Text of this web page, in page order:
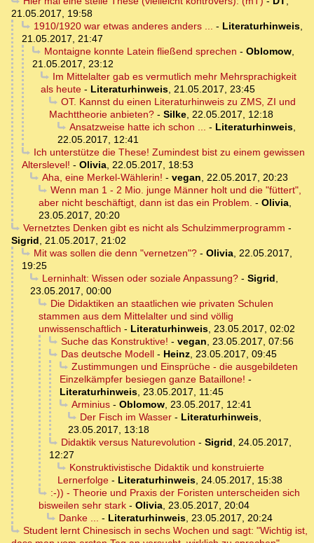
21.05.2017, 19:58
1910/1920 war etwas anderes anders ... - Literaturhinweis,
21.05.2017, 21:47
Montaigne konnte Latein fließend sprechen - Oblomow,
21.05.2017, 23:12
Im Mittelalter gab es vermutlich mehr Mehrsprachigkeit
als heute - Literaturhinweis, 21.05.2017, 23:45
OT. Kannst du einen Literaturhinweis zu ZMS, ZI und
Machttheorie anbieten? - Silke, 22.05.2017, 12:18
Ansatzweise hatte ich schon ... - Literaturhinweis,
22.05.2017, 12:41
Ich unterstütze die These! Zumindest bist zu einem gewissen
Alterslevel! - Olivia, 22.05.2017, 18:53
Aha, eine Merkel-Wählerin! - vegan, 22.05.2017, 20:23
Wenn man 1 - 2 Mio. junge Männer holt und die "füttert",
aber nicht beschäftigt, dann ist das ein Problem. - Olivia,
23.05.2017, 20:20
Vernetztes Denken gibt es nicht als Schulzimmerprogramm -
Sigrid, 21.05.2017, 21:02
Mit was sollen die denn "vernetzen"?- Olivia, 22.05.2017,
19:25
Lerninhalt: Wissen oder soziale Anpassung?- Sigrid,
23.05.2017, 00:00
Die Didaktiken an staatlichen wie privaten Schulen
stammen aus dem Mittelalter und sind völlig
unwissenschaftlich - Literaturhinweis, 23.05.2017, 02:02
Suche das Konstruktive! - vegan, 23.05.2017, 07:56
Das deutsche Modell- Heinz, 23.05.2017, 09:45
Zustimmungen und Einsprüche - die ausgebildeten
Einzelkämpfer besiegen ganze Bataillone! -
Literaturhinweis, 23.05.2017, 11:45
Arminius- Oblomow, 23.05.2017, 12:41
Der Fisch im Wasser- Literaturhinweis,
23.05.2017, 13:18
Didaktik versus Naturevolution - Sigrid, 24.05.2017,
12:27
Konstruktivistische Didaktik und konstruierte
Lernerfolge - Literaturhinweis, 24.05.2017, 15:38
:-)) - Theorie und Praxis der Foristen unterscheiden sich
bisweilen sehr stark - Olivia, 23.05.2017, 20:04
Danke ... - Literaturhinweis, 23.05.2017, 20:24
Student lernt Chinesisch in sechs Wochen und sagt: "Wichtig ist,